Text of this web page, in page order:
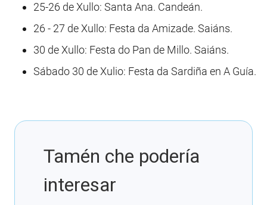
25-26 de Xullo: Santa Ana. Candeán.
26 - 27 de Xullo: Festa da Amizade. Saiáns.
30 de Xullo: Festa do Pan de Millo. Saiáns.
Sábado 30 de Xulio: Festa da Sardiña en A Guía.
Tamén che podería
interesar